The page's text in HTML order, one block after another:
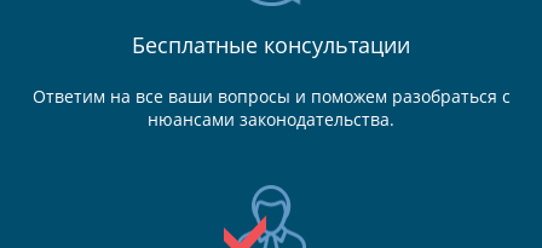
Бесплатные консультации
Ответим на все ваши вопросы и поможем разобраться с
нюансами законодательства.